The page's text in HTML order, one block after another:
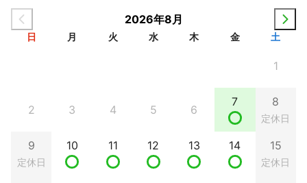
2026年8月
日 月 火 水 木 金 土
1
2 3 4 5 6
7 8
定休日
9
定休日
10 11 12 13 14 15
定休日